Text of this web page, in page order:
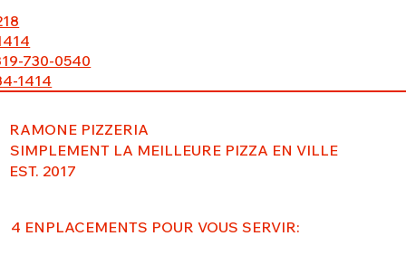
730-0540
1414
RAMONE PIZZERIA
SIMPLEMENT LA MEILLEURE PIZZA EN VILLE
EST. 2017
4 ENPLACEMENTS POUR VOUS SERVIR: